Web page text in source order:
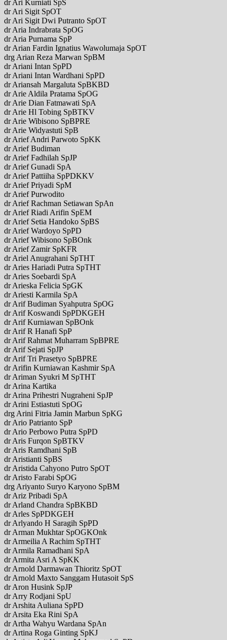
dr Ari Kurniati SpS
dr Ari Sigit SpOT
dr Ari Sigit Dwi Putranto SpOT
dr Aria Indrabrata SpOG
dr Aria Purnama SpP
dr Arian Fardin Ignatius Wawolumaja SpOT
drg Arian Reza Marwan SpBM
dr Ariani Intan SpPD
dr Ariani Intan Wardhani SpPD
dr Ariansah Margaluta SpBKBD
dr Arie Aldila Pratama SpOG
dr Arie Dian Fatmawati SpA
dr Arie Hl Tobing SpBTKV
dr Arie Wibisono SpBPRE
dr Arie Widyastuti SpB
dr Arief Andri Parwoto SpKK
dr Arief Budiman
dr Arief Fadhilah SpJP
dr Arief Gunadi SpA
dr Arief Pattiiha SpPDKKV
dr Arief Priyadi SpM
dr Arief Purwodito
dr Arief Rachman Setiawan SpAn
dr Arief Riadi Arifin SpEM
dr Arief Setia Handoko SpBS
dr Arief Wardoyo SpPD
dr Arief Wibisono SpBOnk
dr Arief Zamir SpKFR
dr Ariel Anugrahani SpTHT
dr Aries Hariadi Putra SpTHT
dr Aries Soebardi SpA
dr Arieska Felicia SpGK
dr Ariesti Karmila SpA
dr Arif Budiman Syahputra SpOG
dr Arif Koswandi SpPDKGEH
dr Arif Kurniawan SpBOnk
dr Arif R Hanafi SpP
dr Arif Rahmat Muharram SpBPRE
dr Arif Sejati SpJP
dr Arif Tri Prasetyo SpBPRE
dr Arifin Kurniawan Kashmir SpA
dr Ariman Syukri M SpTHT
dr Arina Kartika
dr Arina Prihestri Nugraheni SpJP
dr Arini Estiastuti SpOG
drg Arini Fitria Jamin Marbun SpKG
dr Ario Patrianto SpP
dr Ario Perbowo Putra SpPD
dr Aris Furqon SpBTKV
dr Aris Ramdhani SpB
dr Aristianti SpBS
dr Aristida Cahyono Putro SpOT
dr Aristo Farabi SpOG
drg Ariyanto Suryo Karyono SpBM
dr Ariz Pribadi SpA
dr Arland Chandra SpBKBD
dr Arles SpPDKGEH
dr Arlyando H Saragih SpPD
dr Arman Mukhtar SpOGKOnk
dr Armeilia A Rachim SpTHT
dr Armila Ramadhani SpA
dr Armita Asri A SpKK
dr Arnold Darmawan Thioritz SpOT
dr Arnold Maxto Sanggam Hutasoit SpS
dr Aron Husink SpJP
dr Arry Rodjani SpU
dr Arshita Auliana SpPD
dr Arsita Eka Rini SpA
dr Artha Wahyu Wardana SpAn
dr Artina Roga Ginting SpKJ